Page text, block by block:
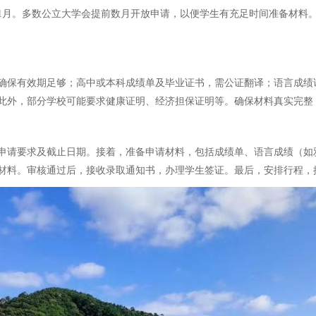
。多数公立大学会提前数月开放申请，以便学生有充足时间准备材
有效期足够；高中或本科成绩单及毕业证书，需公证翻译；语言成
，部分学校可能要求健康证明、经济担保证明等。确保材料真实完
要求及截止日期。接着，准备申请材料，包括成绩单、语言成绩（
。审核通过后，接收录取通知书，办理学生签证。最后，安排行程